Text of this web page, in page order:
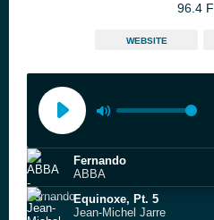
96.4
WEBSITE
Fernando
ABBA
Equinoxe, Pt. 5
Jean-Michel Jarre